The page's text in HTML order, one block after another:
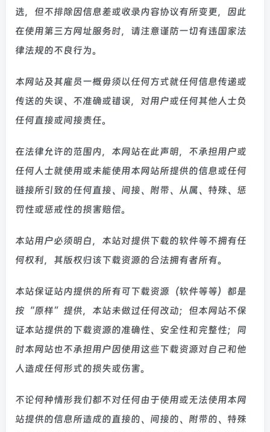
选，但不排除因信息差或收录内容协议有所变更，因此
在使用第三方网址服务时，请注意谨防一切有违国家法
律法规的不良行为。
本网站及其雇员一概毋须以任何方式就任何信息传递或
传送的失误、不准确或错误，对用户或任何其他人士负
任何直接或间接责任。
在法律允许的范围内，本网站在此声明，不承担用户或
任何人士就使用或未能使用本网站所提供的信息或任何
链接所引致的任何直接、间接、附带、从属、特殊、惩
罚性或惩戒性的损害赔偿。
本站用户必须明白，本站对提供下载的软件等不拥有任
何权利，其版权归该下载资源的合法拥有者所有。
本站保证站内提供的所有可下载资源（软件等等）都是
按“原样”提供，本站未做过任何改动；但本网站不保
证本站提供的下载资源的准确性、安全性和完整性；同
时本网站也不承担用户因使用这些下载资源对自己和他
人造成任何形式的损失或伤害。
不论何种情形我们都不对任何由于使用或无法使用本网
站提供的信息所造成的直接的、间接的、附带的、特殊